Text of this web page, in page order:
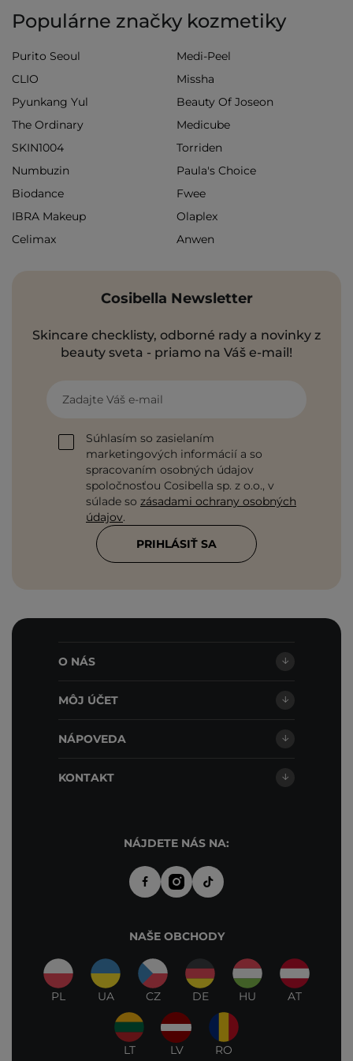
Populárne značky kozmetiky
Purito Seoul
Medi-Peel
CLIO
Missha
Pyunkang Yul
Beauty Of Joseon
The Ordinary
Medicube
SKIN1004
Torriden
Numbuzin
Paula's Choice
Biodance
Fwee
IBRA Makeup
Olaplex
Celimax
Anwen
Cosibella Newsletter
Skincare checklisty, odborné rady a novinky z
beauty sveta - priamo na Váš e-mail!
Zadajte Váš e-mail
Súhlasím so zasielaním
marketingových informácií a so
spracovaním osobných údajov
spoločnosťou Cosibella sp. z o.o., v
súlade so zásadami ochrany osobných
údajov.
PRIHLÁSIŤ SA
O NÁS
MÔJ ÚČET
NÁPOVEDA
KONTAKT
NÁJDETE NÁS NA:
NAŠE OBCHODY
PL UA CZ DE HU AT
LT LV RO